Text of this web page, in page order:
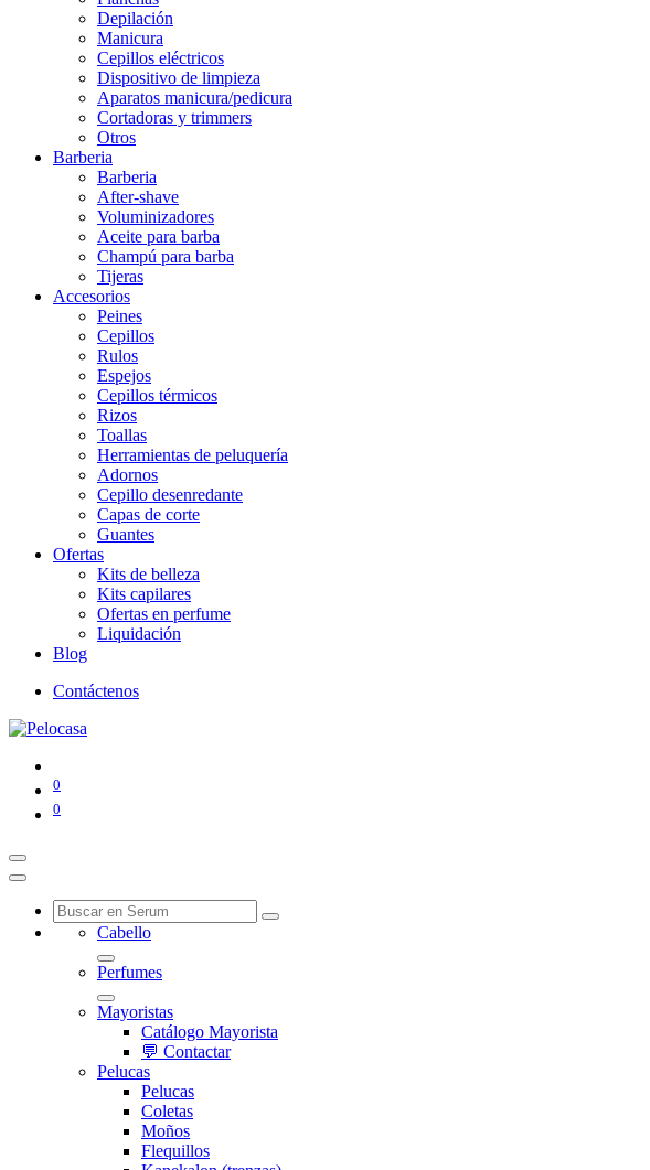
Depilación
Manicura
Cepillos eléctricos
Dispositivo de limpieza
Aparatos manicura/pedicura
Cortadoras y trimmers
Otros
Barberia
Barberia
After-shave
Voluminizadores
Aceite para barba
Champú para barba
Tijeras
Accesorios
Peines
Cepillos
Rulos
Espejos
Cepillos térmicos
Rizos
Toallas
Herramientas de peluquería
Adornos
Cepillo desenredante
Capas de corte
Guantes
Ofertas
Kits de belleza
Kits capilares
Ofertas en perfume
Liquidación
Blog
Contáctenos
0
0
Cabello
Perfumes
Mayoristas
Catálogo Mayorista
💬 Contactar
Pelucas
Pelucas
Coletas
Moños
Flequillos